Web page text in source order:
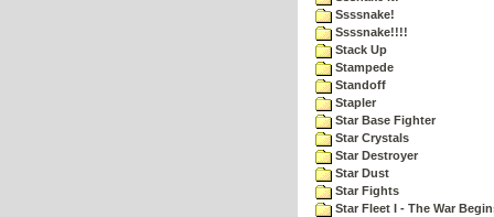
Ssssnake!
Ssssnake!!!!
Stack Up
Stampede
Standoff
Stapler
Star Base Fighter
Star Crystals
Star Destroyer
Star Dust
Star Fights
Star Fleet I - The War